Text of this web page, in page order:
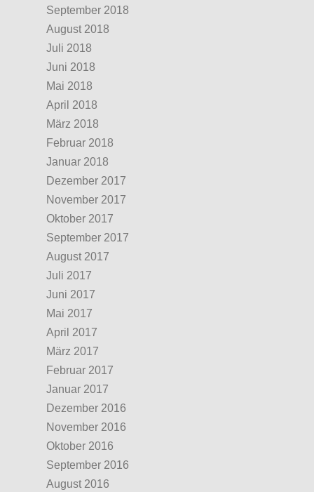
September 2018
August 2018
Juli 2018
Juni 2018
Mai 2018
April 2018
März 2018
Februar 2018
Januar 2018
Dezember 2017
November 2017
Oktober 2017
September 2017
August 2017
Juli 2017
Juni 2017
Mai 2017
April 2017
März 2017
Februar 2017
Januar 2017
Dezember 2016
November 2016
Oktober 2016
September 2016
August 2016